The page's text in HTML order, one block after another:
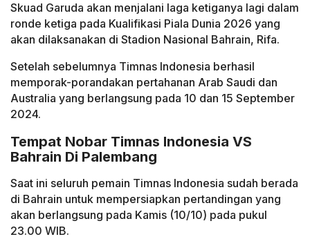
Skuad Garuda akan menjalani laga ketiganya lagi dalam
ronde ketiga pada Kualifikasi Piala Dunia 2026 yang
akan dilaksanakan di Stadion Nasional Bahrain, Rifa.
Setelah sebelumnya Timnas Indonesia berhasil
memporak-porandakan pertahanan Arab Saudi dan
Australia yang berlangsung pada 10 dan 15 September
2024.
Tempat Nobar Timnas Indonesia VS
Bahrain Di Palembang
Saat ini seluruh pemain Timnas Indonesia sudah berada
di Bahrain untuk mempersiapkan pertandingan yang
akan berlangsung pada Kamis (10/10) pada pukul
23.00 WIB.